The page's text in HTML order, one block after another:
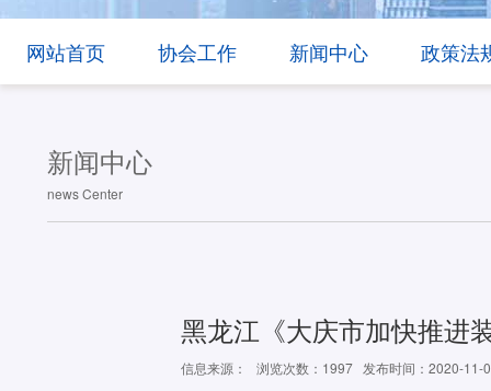
网站首页 协会工作 新闻中心 政策法
新闻中心
news Center
黑龙江《大庆市加快推进
信息来源： 浏览次数：1997 发布时间：2020-11-